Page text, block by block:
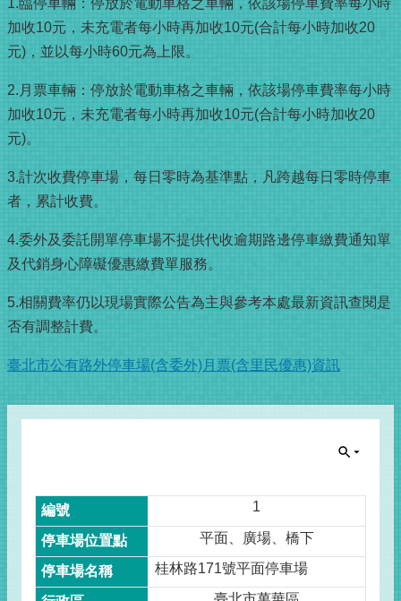
1.臨停車輛：停放於電動車格之車輛，依該場停車費率每小時
加收10元，未充電者每小時再加收10元(合計每小時加收20
元)，並以每小時60元為上限。
2.月票車輛：停放於電動車格之車輛，依該場停車費率每小時
加收10元，未充電者每小時再加收10元(合計每小時加收20
元)。
3.計次收費停車場，每日零時為基準點，凡跨越每日零時停車
者，累計收費。
4.委外及委託開單停車場不提供代收逾期路邊停車繳費通知單
及代銷身心障礙優惠繳費單服務。
5.相關費率仍以現場實際公告為主與參考本處最新資訊查閱是
否有調整計費。
臺北市公有路外停車場(含委外)月票(含里民優惠)資訊
1
平面、廣場、橋下
桂林路171號平面停車場